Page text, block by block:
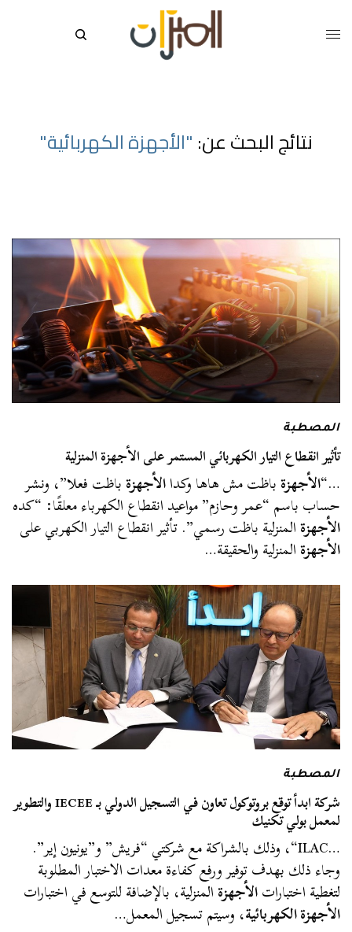
نتائج البحث عن: "الأجهزة الكهربائية"
المصطبة
تأثير انقطاع التيار الكهربائي المستمر على الأجهزة المنزلية
…“الأجهزةباظت مش هاها وكداالأجهزةباظت فعلا”، ونشر
حساب باسم “عمر وحازم” مواعيد انقطاع الكهرباء معلقًا: “كده
الأجهزةالمنزلية باظت رسمي”. تأثير انقطاع التيار الكهربي على
الأجهزةالمنزلية والحقيقة…
المصطبة
شركة ابدأ توقع بروتوكول تعاون في التسجيل الدولي بـ IECEE والتطوير
لمعمل بولي تكنيك
…ILAC“، وذلك بالشراكة مع شركتي “فريش” و”يونيون إير”.
وجاء ذلك بهدف توفير ورفع كفاءة معدات الاختبار المطلوبة
لتغطية اختباراتالأجهزةالمنزلية، بالإضافة للتوسع في اختبارات
الأجهزة الكهربائية، وسيتم تسجيل المعمل…